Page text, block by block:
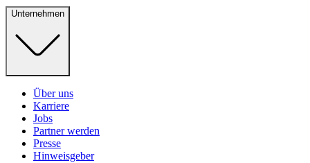
Unternehmen
Über uns
Karriere
Jobs
Partner werden
Presse
Hinweisgeber